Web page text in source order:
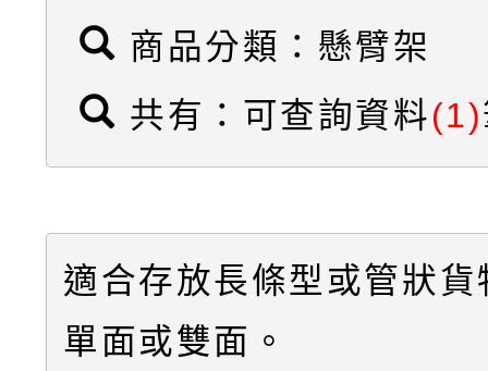
商品分類：懸臂架
共有：可查詢資料(1)
適合存放長條型或管狀
單面或雙面。